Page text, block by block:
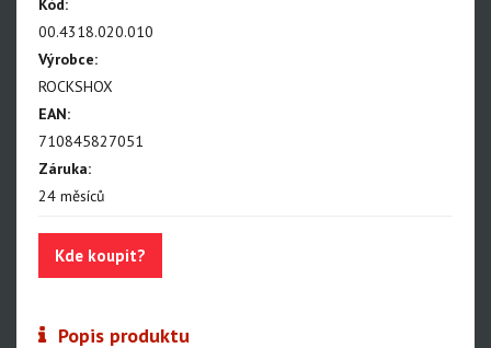
BoXXer - NEW!!!
Paragon
Rudy
Monarch, Monarch Plus
SIDLuxe
Super Deluxe - NEW!!!
Reverb AXS - NEW!!!
Kód:
00.4318.020.010
Výrobce:
ROCKSHOX
EAN:
710845827051
Záruka:
24 měsíců
Kde koupit?
Popis produktu